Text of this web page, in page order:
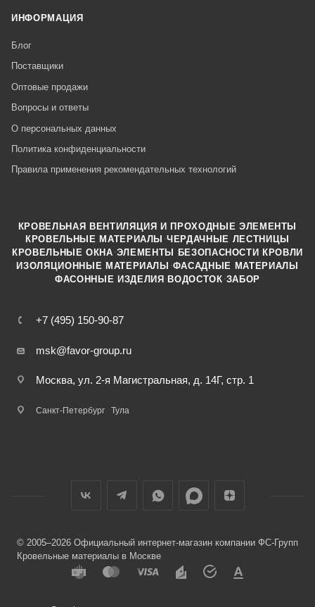
ИНФОРМАЦИЯ
Блог
Поставщики
Оптовые продажи
Вопросы и ответы
О персональных данных
Политика конфиденциальности
Правила применения рекомендательных технологий
+7 (495) 150-90-87
msk@favor-group.ru
Москва, ул. 2-я Магистральная, д. 14Г, стр. 1
Санкт-Петербург Тула
КРОВЕЛЬНАЯ ВЕНТИЛЯЦИЯ И ПРОХОДНЫЕ ЭЛЕМЕНТЫ
КРОВЕЛЬНЫЕ МАТЕРИАЛЫ ·ЧЕРДАЧНЫЕ ЛЕСТНИЦЫ
КРОВЕЛЬНЫЕ ОКНА ·ЭЛЕМЕНТЫ БЕЗОПАСНОСТИ КРОВЛИ
ИЗОЛЯЦИОННЫЕ МАТЕРИАЛЫ ·ФАСАДНЫЕ МАТЕРИАЛЫ
ФАСОННЫЕ ИЗДЕЛИЯ ·ВОДОСТОК ·ЗАБОР
© 2005–2026 Официальный интернет-магазин компании ФС-Групп
Кровельные материалы в Москве